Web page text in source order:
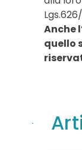
Anche
quello